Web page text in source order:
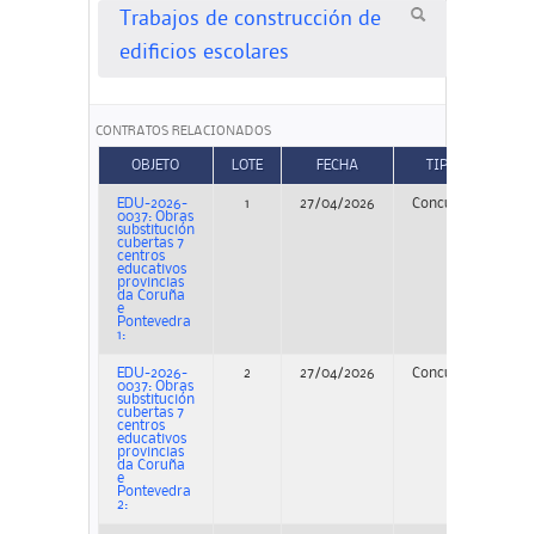
Trabajos de construcción de
edificios escolares
CONTRATOS RELACIONADOS
OBJETO LOTE FECHA TIPO
EDU-2026-
0037: Obras
substitución
cubertas 7
centros
educativos
provincias
da Coruña
e
Pontevedra
1:
1 27/04/2026 Concurso
EDU-2026-
0037: Obras
substitución
cubertas 7
centros
educativos
provincias
da Coruña
e
Pontevedra
2:
2 27/04/2026 Concurso